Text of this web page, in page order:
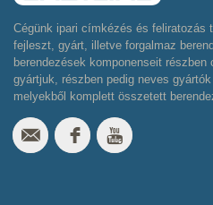
Cégünk ipari címkézés és feliratozás
fejleszt, gyárt, illetve forgalmaz
berendezések komponenseit részben
gyártjuk, részben pedig neves
melyekből komplett összetett